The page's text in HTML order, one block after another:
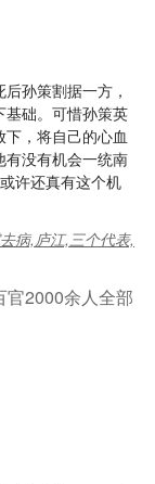
孙策割据一方，
基础。可惜孙策英
，将自己的心血
有没有机会一统南
许还真有这个机
病,庐江,三个代表,